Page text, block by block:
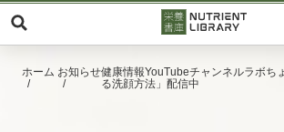
ホーム お知らせ健康情報YouTubeチャンネルラボち
る洗顔方法」配信中